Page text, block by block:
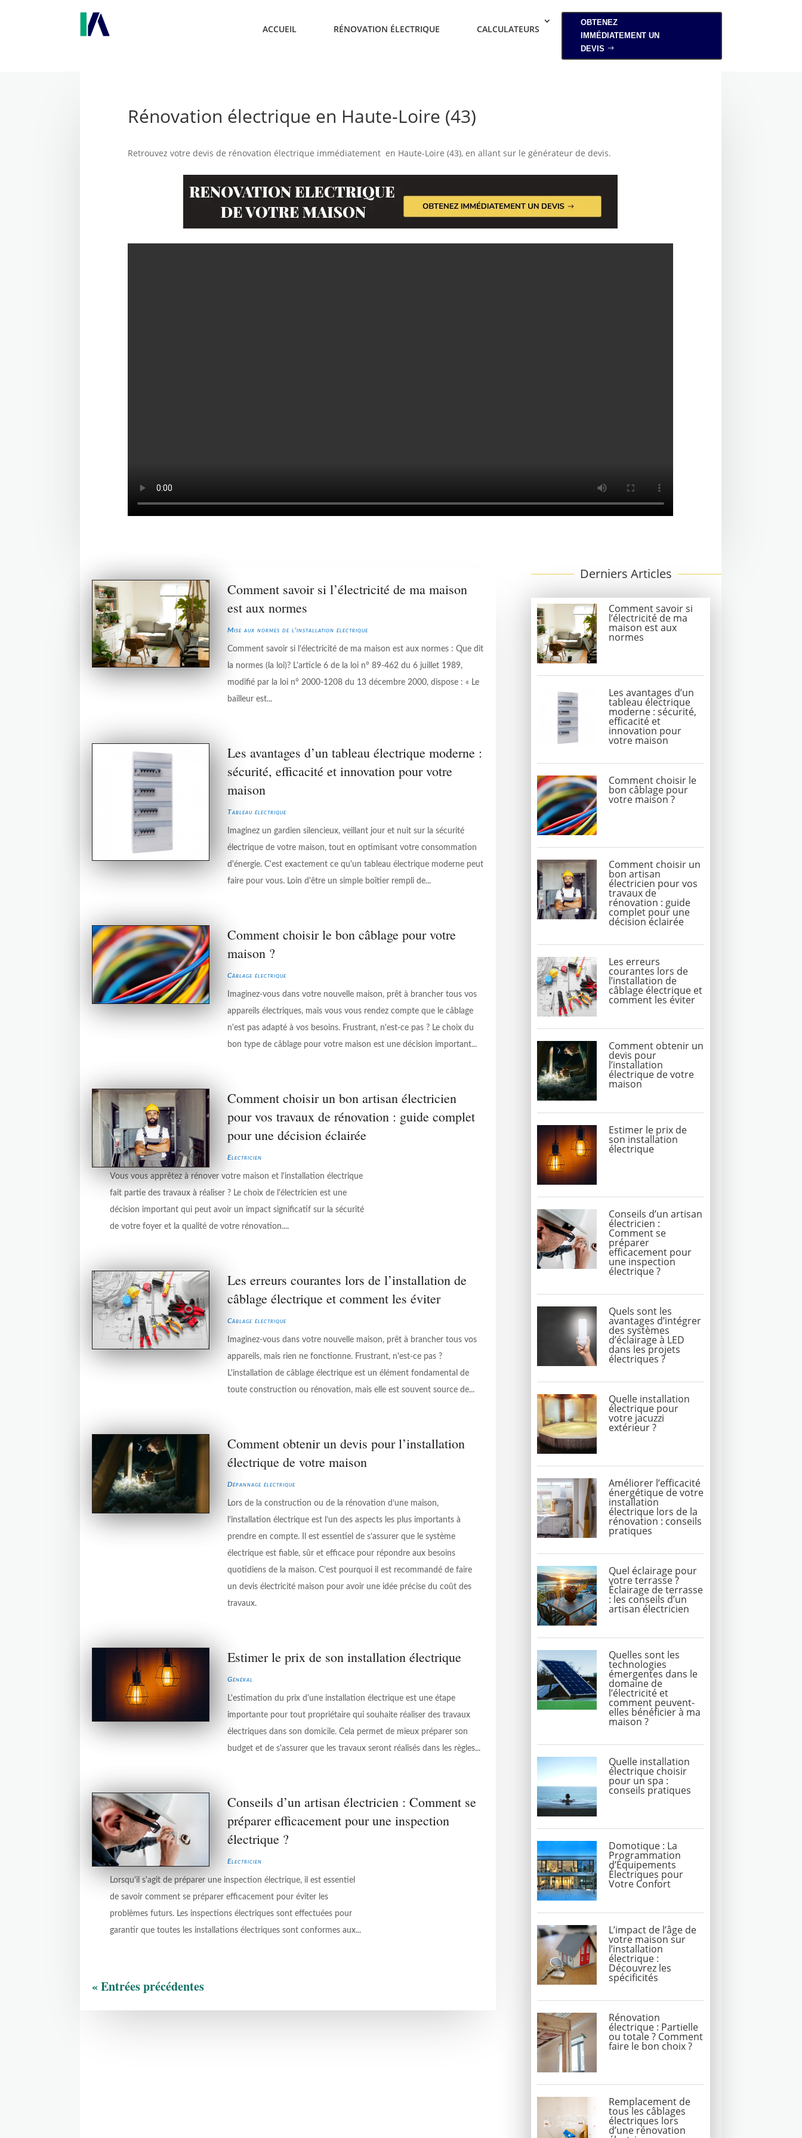
ACCUEIL RÉNOVATION ÉLECTRIQUE CALCULATEURS
OBTENEZ
IMMÉDIATEMENT UN
DEVIS
Rénovation électrique en Haute-Loire (43)
Retrouvez votre devis de rénovation électrique immédiatement en Haute-Loire (43), en allant sur le générateur de devis.
Comment savoir si l’électricité de ma maison
est aux normes
Mise aux normes de l'installation électrique
Comment savoir si l’électricité de ma maison est aux normes : Que dit
la normes (la loi)? L'article 6 de la loi n° 89-462 du 6 juillet 1989,
modifié par la loi n° 2000-1208 du 13 décembre 2000, dispose : « Le
bailleur est...
Les avantages d’un tableau électrique moderne :
sécurité, efficacité et innovation pour votre
maison
Tableau électrique
Imaginez un gardien silencieux, veillant jour et nuit sur la sécurité
électrique de votre maison, tout en optimisant votre consommation
d'énergie. C'est exactement ce qu'un tableau électrique moderne peut
faire pour vous. Loin d'être un simple boîtier rempli de...
Comment choisir le bon câblage pour votre
maison ?
Câblage électrique
Imaginez-vous dans votre nouvelle maison, prêt à brancher tous vos
appareils électriques, mais vous vous rendez compte que le câblage
n'est pas adapté à vos besoins. Frustrant, n'est-ce pas ? Le choix du
bon type de câblage pour votre maison est une décision important...
Comment choisir un bon artisan électricien
pour vos travaux de rénovation : guide complet
pour une décision éclairée
Electricien
Vous vous apprêtez à rénover votre maison et l'installation électrique
fait partie des travaux à réaliser ? Le choix de l'électricien est une
décision important qui peut avoir un impact significatif sur la sécurité
de votre foyer et la qualité de votre rénovation....
Les erreurs courantes lors de l’installation de
câblage électrique et comment les éviter
Câblage électrique
Imaginez-vous dans votre nouvelle maison, prêt à brancher tous vos
appareils, mais rien ne fonctionne. Frustrant, n'est-ce pas ?
L'installation de câblage électrique est un élément fondamental de
toute construction ou rénovation, mais elle est souvent source de...
Comment obtenir un devis pour l’installation
électrique de votre maison
Dépannage électrique
Lors de la construction ou de la rénovation d’une maison,
l’installation électrique est l’un des aspects les plus importants à
prendre en compte. Il est essentiel de s’assurer que le système
électrique est fiable, sûr et efficace pour répondre aux besoins
quotidiens de la maison. C’est pourquoi il est recommandé de faire
un devis électricité maison pour avoir une idée précise du coût des
travaux.
Estimer le prix de son installation électrique
Général
L'estimation du prix d'une installation électrique est une étape
importante pour tout propriétaire qui souhaite réaliser des travaux
électriques dans son domicile. Cela permet de mieux préparer son
budget et de s'assurer que les travaux seront réalisés dans les règles...
Conseils d’un artisan électricien : Comment se
préparer efficacement pour une inspection
électrique ?
Electricien
Lorsqu'il s'agit de préparer une inspection électrique, il est essentiel
de savoir comment se préparer efficacement pour éviter les
problèmes futurs. Les inspections électriques sont effectuées pour
garantir que toutes les installations électriques sont conformes aux...
« Entrées précédentes
Derniers Articles
Comment savoir si
l’électricité de ma
maison est aux
normes
Les avantages d’un
tableau électrique
moderne : sécurité,
efficacité et
innovation pour
votre maison
Comment choisir le
bon câblage pour
votre maison ?
Comment choisir un
bon artisan
électricien pour vos
travaux de
rénovation : guide
complet pour une
décision éclairée
Les erreurs
courantes lors de
l’installation de
câblage électrique et
comment les éviter
Comment obtenir un
devis pour
l’installation
électrique de votre
maison
Estimer le prix de
son installation
électrique
Conseils d’un artisan
électricien :
Comment se
préparer
efficacement pour
une inspection
électrique ?
Quels sont les
avantages d’intégrer
des systèmes
d’éclairage à LED
dans les projets
électriques ?
Quelle installation
électrique pour
votre jacuzzi
extérieur ?
Améliorer l’efficacité
énergétique de votre
installation
électrique lors de la
rénovation : conseils
pratiques
Quel éclairage pour
votre terrasse ?
Éclairage de terrasse
: les conseils d’un
artisan électricien
Quelles sont les
technologies
émergentes dans le
domaine de
l’électricité et
comment peuvent-
elles bénéficier à ma
maison ?
Quelle installation
électrique choisir
pour un spa :
conseils pratiques
Domotique : La
Programmation
d’Équipements
Électriques pour
Votre Confort
L’impact de l’âge de
votre maison sur
l’installation
électrique :
Découvrez les
spécificités
Rénovation
électrique : Partielle
ou totale ? Comment
faire le bon choix ?
Remplacement de
tous les câblages
électriques lors
d’une rénovation